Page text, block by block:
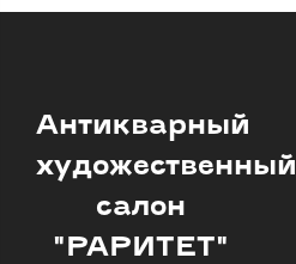
Антикварный
художественный
салон
"РАРИТЕТ"